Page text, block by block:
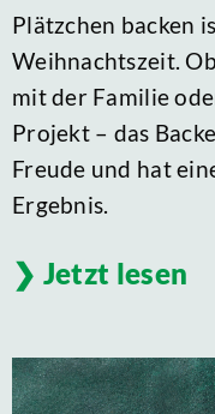
Plätzchen backen
Weihnachtszeit.
mit der Familie
Projekt – das
Freude und hat
Ergebnis.
Jetzt lesen